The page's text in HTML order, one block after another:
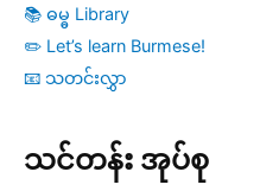
📚 ဓမ္ဓ Library
✏️ Let’s learn Burmese!
📧 သတင်းလွှာ
သင်တန်း အုပ်စု